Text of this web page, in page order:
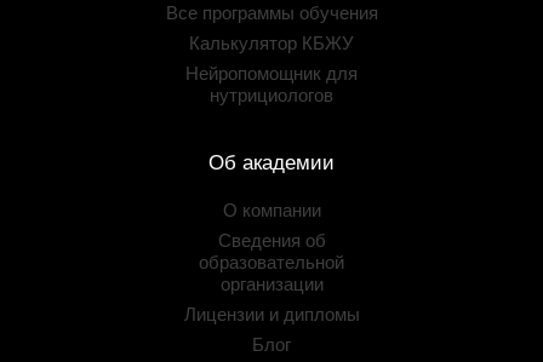
Все программы обучения
Калькулятор КБЖУ
Нейропомощник для
нутрициологов
Об академии
О компании
Сведения об
образовательной
организации
Лицензии и дипломы
Блог